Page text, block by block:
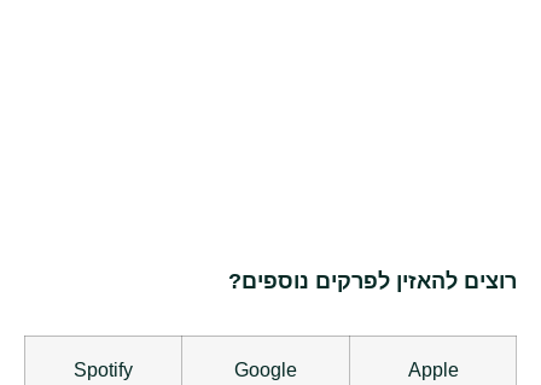
רוצים להאזין לפרקים נוספים?
Apple
Google
Spotify